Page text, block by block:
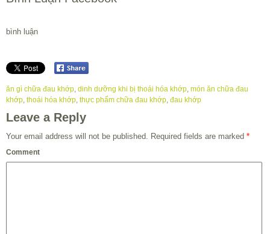
bình luận
ăn gì chữa đau khớp dinh dưỡng khi bị thoái hóa khớp món ăn chữa đau
khớp thoái hóa khớp thực phẩm chữa đau khớp đau khớp
Leave a Reply
Your email address will not be published. Required fields are marked *
Comment